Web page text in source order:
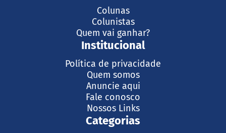
Colunas
Colunistas
Quem vai ganhar?
Institucional
Política de privacidade
Quem somos
Anuncie aqui
Fale conosco
Nossos Links
Categorias